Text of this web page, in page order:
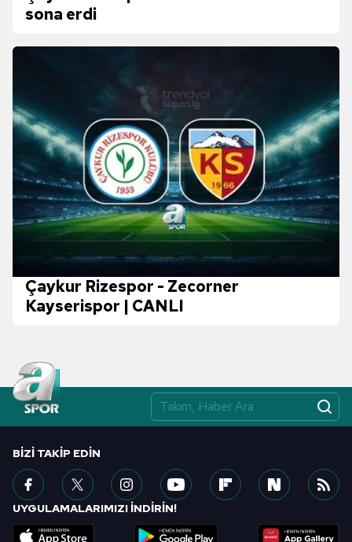
sona erdi
Çaykur Rizespor - Zecorner
Kayserispor | CANLI
BIZI TAKIP EDIN
UYGULAMALARIMIZI İNDİRİN!